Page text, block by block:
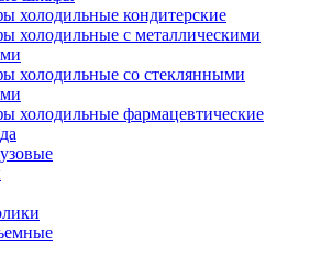
холодильные кондитерские
холодильные с металлическими
холодильные со стеклянными
холодильные фармацевтические